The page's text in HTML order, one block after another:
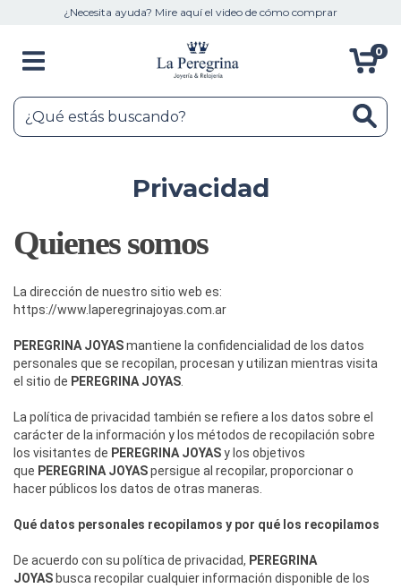
¿Necesita ayuda? Mire aquí el video de cómo comprar
0
Privacidad
Quienes somos
La dirección de nuestro sitio web es:
https://www.laperegrinajoyas.com.ar
PEREGRINA JOYASmantiene la confidencialidad de los datos
personales que se recopilan, procesan y utilizan mientras visita
el sitio de PEREGRINA JOYAS
La política de privacidad también se refiere a los datos sobre el
carácter de la información y los métodos de recopilación sobre
los visitantes de PEREGRINA JOYASy los objetivos
que PEREGRINA JOYASpersigue al recopilar, proporcionar o
hacer públicos los datos de otras maneras.
Qué datos personales recopilamos y por qué los recopilamos
De acuerdo con su política de privacidad, PEREGRINA
JOYAS busca recopilar cualquier información disponible de los